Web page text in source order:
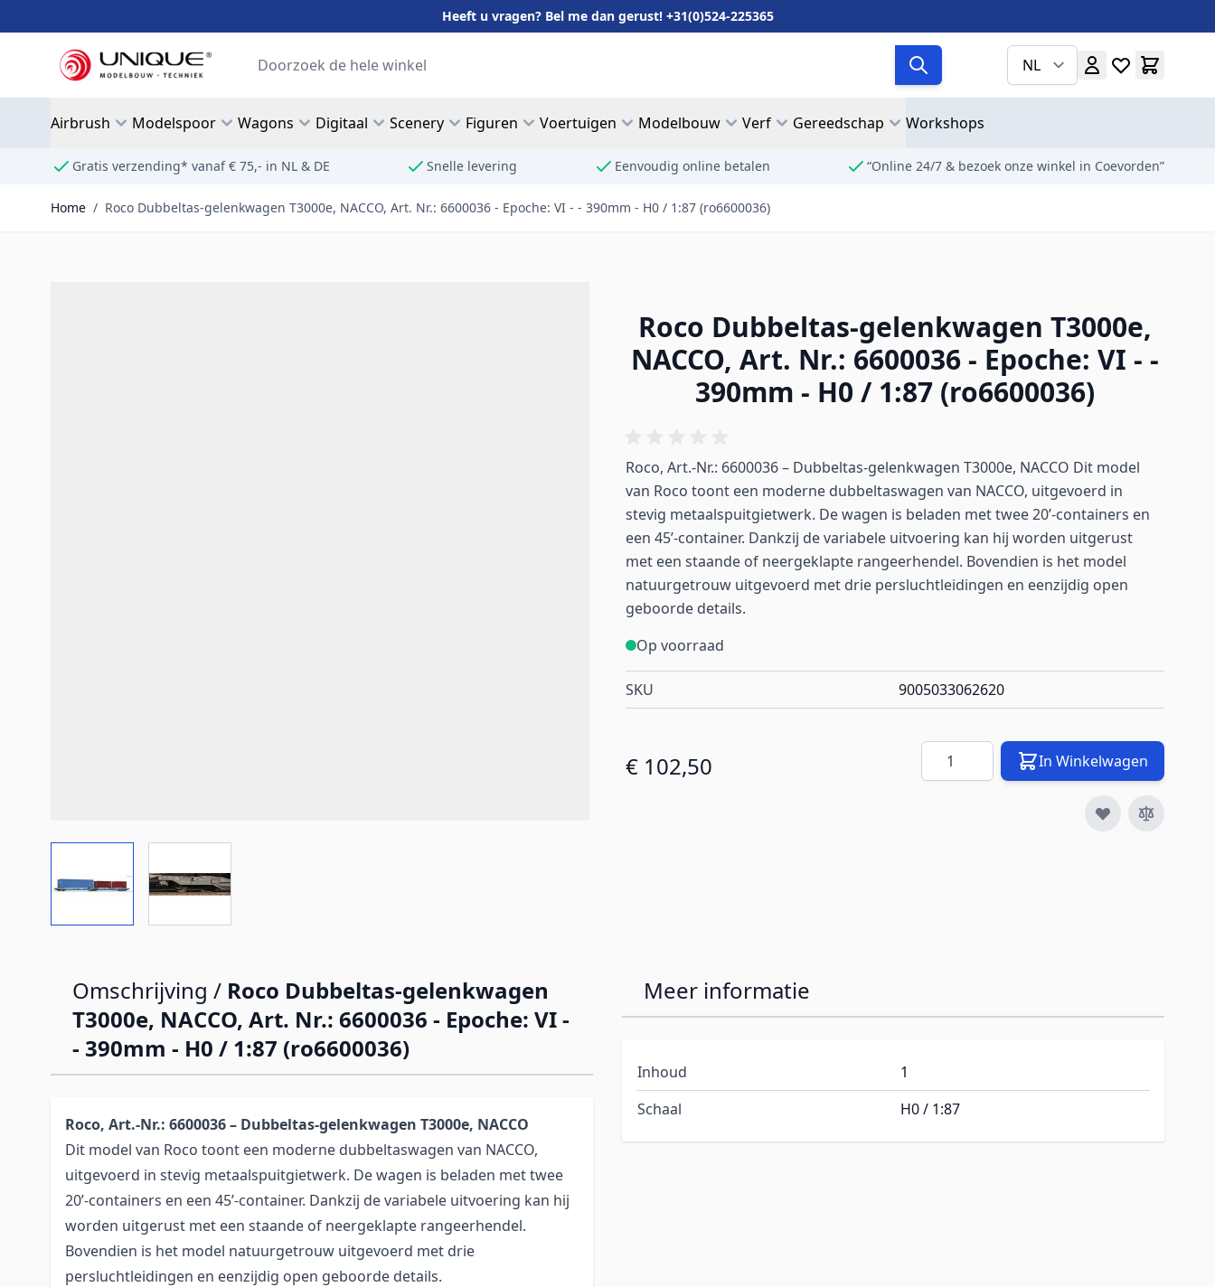
Heeft u vragen? Bel me dan gerust! +31(0)524-225365
NL
Search
Airbrush Modelspoor Wagons Digitaal Scenery Figuren Voertuigen Modelbouw Verf Gereedschap Workshops
Gratis verzending* vanaf € 75,- in NL & DE Snelle levering Eenvoudig online betalen “Online 24/7 & bezoek onze winkel in Coevorden”
Home / Roco Dubbeltas-gelenkwagen T3000e, NACCO, Art. Nr.: 6600036 - Epoche: VI - - 390mm - H0 / 1:87 (ro6600036)
Roco Dubbeltas-gelenkwagen T3000e,
NACCO, Art. Nr.: 6600036 - Epoche: VI - -
390mm - H0 / 1:87 (ro6600036)
Roco, Art.-Nr.: 6600036 – Dubbeltas-gelenkwagen T3000e, NACCO Dit model
van Roco toont een moderne dubbeltaswagen van NACCO, uitgevoerd in
stevig metaalspuitgietwerk. De wagen is beladen met twee 20’-containers en
een 45’-container. Dankzij de variabele uitvoering kan hij worden uitgerust
met een staande of neergeklapte rangeerhendel. Bovendien is het model
natuurgetrouw uitgevoerd met drie persluchtleidingen en eenzijdig open
geboorde details.
Op voorraad
SKU 9005033062620
€ 102,50 Aantal In Winkelwagen
Omschrijving / Roco Dubbeltas-gelenkwagen
T3000e, NACCO, Art. Nr.: 6600036 - Epoche: VI -
- 390mm - H0 / 1:87 (ro6600036)
Roco, Art.-Nr.: 6600036 – Dubbeltas-gelenkwagen T3000e, NACCO
Dit model van Roco toont een moderne dubbeltaswagen van NACCO,
uitgevoerd in stevig metaalspuitgietwerk. De wagen is beladen met twee
20’-containers en een 45’-container. Dankzij de variabele uitvoering kan hij
worden uitgerust met een staande of neergeklapte rangeerhendel.
Bovendien is het model natuurgetrouw uitgevoerd met drie
persluchtleidingen en eenzijdig open geboorde details.
Meer informatie
Inhoud
1
Schaal
H0 / 1:87